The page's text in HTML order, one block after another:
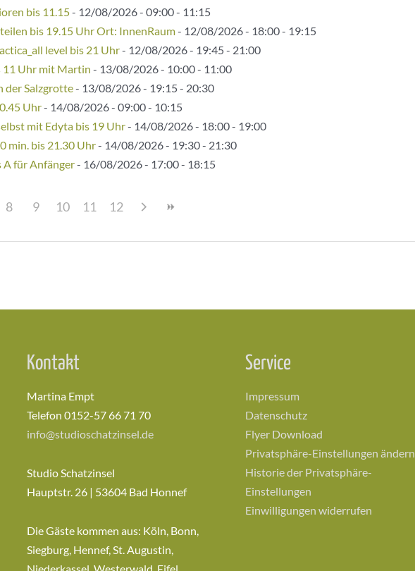
bis 11.15- 12/08/2026 - 09:00 - 11:15
bis 19.15 Uhr Ort: InnenRaum- 12/08/2026 - 18:00 - 19:15
level bis 21 Uhr- 12/08/2026 - 19:45 - 21:00
11 Uhr mit Martin - 13/08/2026 - 10:00 - 11:00
der Salzgrotte- 13/08/2026 - 19:15 - 20:30
Uhr- 14/08/2026 - 09:00 - 10:15
mit Edyta bis 19 Uhr- 14/08/2026 - 18:00 - 19:00
min. bis 21.30 Uhr- 14/08/2026 - 19:30 - 21:30
A für Anfänger- 16/08/2026 - 17:00 - 18:15
8 9 10 11 12
Kontakt
Martina Empt
Telefon 0152-57 66 71 70
info@studioschatzinsel.de
Studio Schatzinsel
Hauptstr. 26 | 53604 Bad Honnef
Die Gäste kommen aus: Köln, Bonn,
Siegburg, Hennef, St. Augustin,
Service
Impressum
Datenschutz
Flyer Download
Privatsphäre-Einstellungen ändern
Historie der Privatsphäre-
Einstellungen
Einwilligungen widerrufen